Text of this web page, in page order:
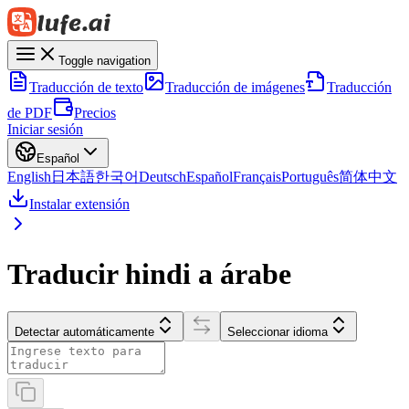
Toggle navigation
Traducción de texto Traducción de imágenes
Traducción
de PDF
Precios
Iniciar sesión
Español
English 日本語한국어DeutschEspañolFrançaisPortuguês简体中文
Instalar extensión
Traducir hindi a árabe
Detectar automáticamente Seleccionar idioma